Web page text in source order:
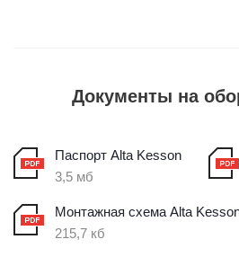
Документы на
Паспорт Alta Kesson
3,5 мб
Монтажная схема Alta
215,7 кб